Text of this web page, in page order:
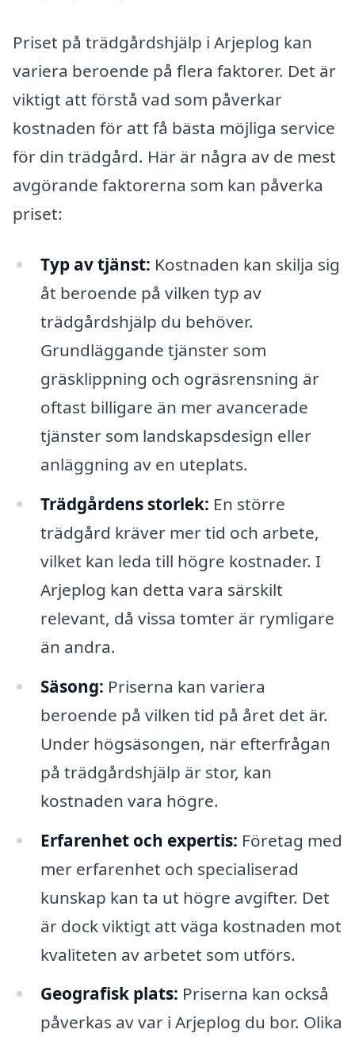
Priset på trädgårdshjälp i Arjeplog kan
variera beroende på flera faktorer. Det är
viktigt att förstå vad som påverkar
kostnaden för att få bästa möjliga service
för din trädgård. Här är några av de mest
avgörande faktorerna som kan påverka
priset:
Typ av tjänst: Kostnaden kan skilja sig
åt beroende på vilken typ av
trädgårdshjälp du behöver.
Grundläggande tjänster som
gräsklippning och ogräsrensning är
oftast billigare än mer avancerade
tjänster som landskapsdesign eller
anläggning av en uteplats.
Trädgårdens storlek: En större
trädgård kräver mer tid och arbete,
vilket kan leda till högre kostnader. I
Arjeplog kan detta vara särskilt
relevant, då vissa tomter är rymligare
än andra.
Säsong: Priserna kan variera
beroende på vilken tid på året det är.
Under högsäsongen, när efterfrågan
på trädgårdshjälp är stor, kan
kostnaden vara högre.
Erfarenhet och expertis: Företag med
mer erfarenhet och specialiserad
kunskap kan ta ut högre avgifter. Det
är dock viktigt att väga kostnaden mot
kvaliteten av arbetet som utförs.
Geografisk plats: Priserna kan också
påverkas av var i Arjeplog du bor. Olika